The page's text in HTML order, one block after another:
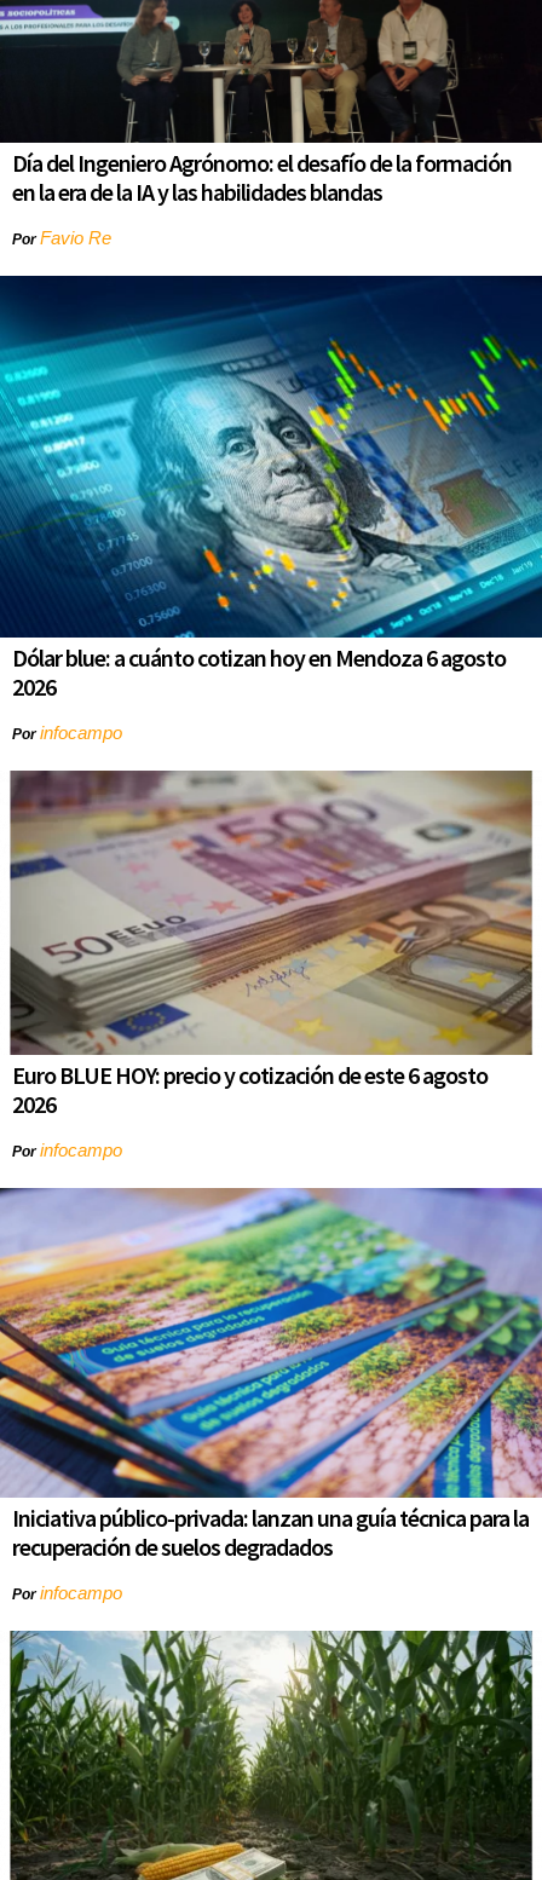
Día del Ingeniero Agrónomo: el desafío de la formación
en la era de la IA y las habilidades blandas
PorFavio Re
Dólar blue: a cuánto cotizan hoy en Mendoza 6 agosto
2026
Porinfocampo
Euro BLUE HOY: precio y cotización de este 6 agosto
2026
Porinfocampo
Iniciativa público-privada: lanzan una guía técnica para la
recuperación de suelos degradados
Porinfocampo